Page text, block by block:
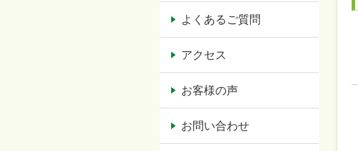
よくあるご質問
アクセス
お客様の声
お問い合わせ